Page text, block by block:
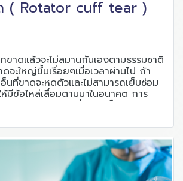
เอ็นไหล่ขาด ( Rotator cuff tear )
ขาดแล้วจะไม่สมานกันเองตามธรรมชาติ
จะใหญ่ขึ้นเรื่อยๆเมื่อเวลาผ่านไป ถ้า
นที่ขาดจะหดตัวและไม่สามารถเย็บซ่อม
มีข้อไหล่เสื่อมตามมาในอนาคต การ
รตรวจเอกซเรย์คลื่นแม่เหล็กไฟฟ้า